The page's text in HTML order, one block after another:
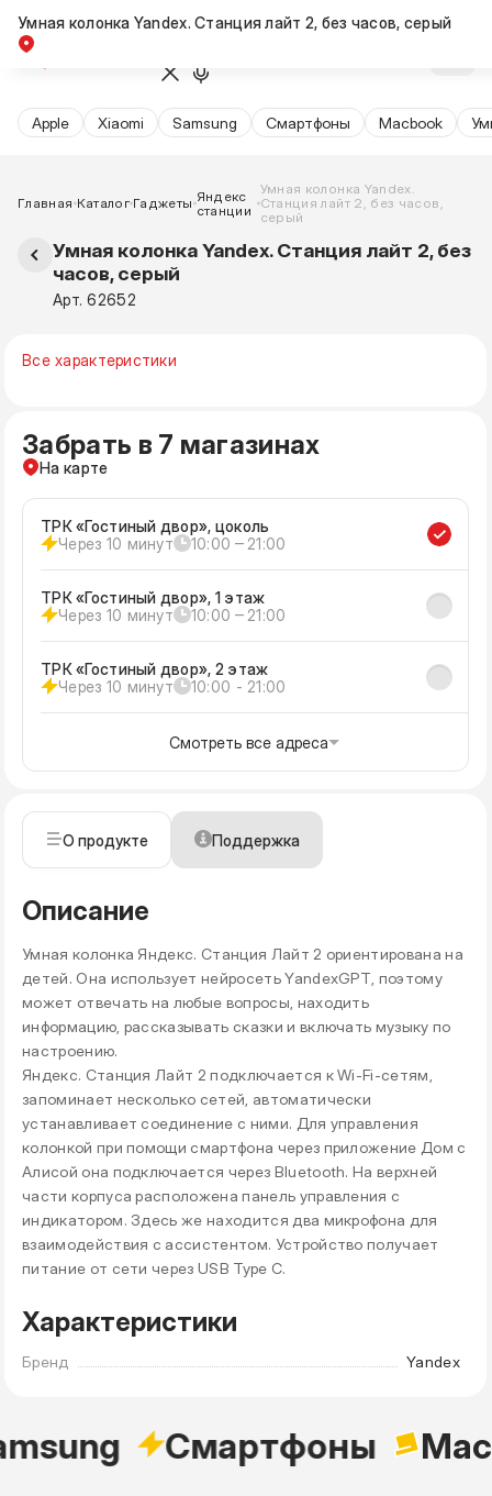
Apple Xiaomi Samsung Cмартфоны Macbook
Главная Каталог Гаджеты Яндекс
станции
Умная колонка Yandex.
Станция лайт 2, без часов,
серый
Умная колонка Yandex. Станция лайт 2, без
часов, серый
Арт. 62652
Все характеристики
Забрать в 7 магазинах
На карте
ТРК «Гостиный двор», цоколь
Через 10 минут
10:00 ‒ 21:00
ТРК «Гостиный двор», 1 этаж
Через 10 минут
10:00 ‒ 21:00
ТРК «Гостиный двор», 2 этаж
Через 10 минут
10:00 - 21:00
Смотреть все адреса
О продукте Поддержка
Описание
Умная колонка Яндекс. Станция Лайт 2 ориентирована на
детей. Она использует нейросеть YandexGPT, поэтому
может отвечать на любые вопросы, находить
информацию, рассказывать сказки и включать музыку по
настроению.
Яндекс. Станция Лайт 2 подключается к Wi-Fi-сетям,
запоминает несколько сетей, автоматически
устанавливает соединение с ними. Для управления
колонкой при помощи смартфона через приложение Дом с
Алисой она подключается через Bluetooth. На верхней
части корпуса расположена панель управления с
индикатором. Здесь же находится два микрофона для
взаимодействия с ассистентом. Устройство получает
питание от сети через USB Type C.
Характеристики
Бренд Yandex
Умная колонка Yandex. Станция лайт 2, без часов, серый
Cмартфоны